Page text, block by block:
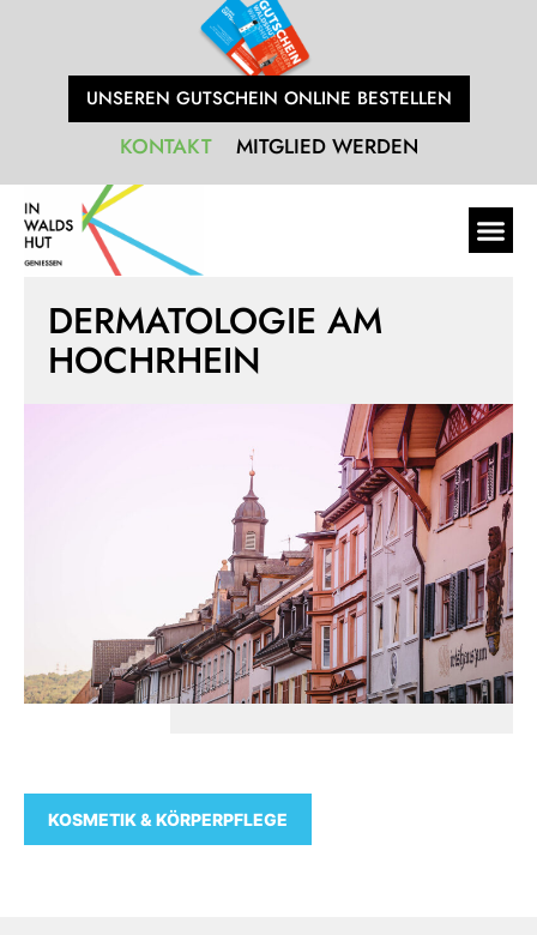
UNSEREN GUTSCHEIN ONLINE BESTELLEN
KONTAKT MITGLIED WERDEN
DERMATOLOGIE AM
HOCHRHEIN
KOSMETIK & KÖRPERPFLEGE